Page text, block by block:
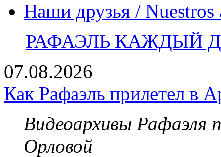
Наши друзья / Nuestros
РАФАЭЛЬ КАЖДЫЙ
07.08.2026
Как Рафаэль прилетел в
Видеоархивы Рафаэля
Орловой